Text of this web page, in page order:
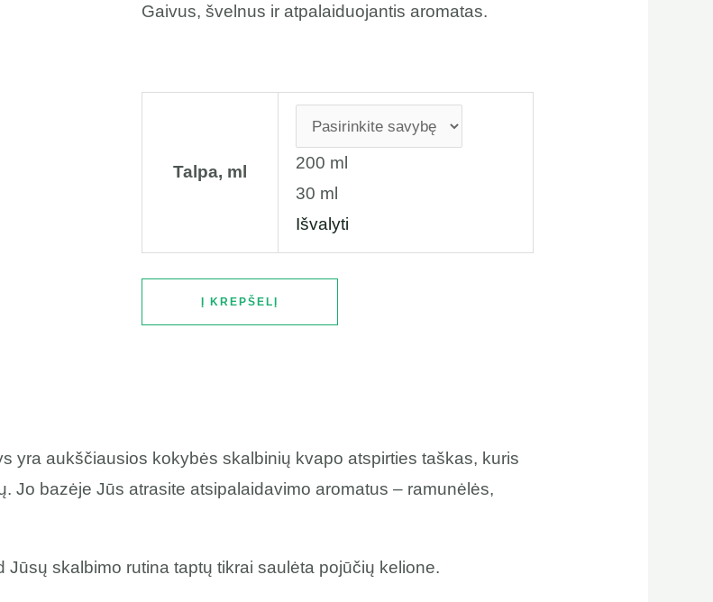
Gaivus, švelnus ir atpalaiduojantis aromatas.
Talpa, ml
200 ml
30 ml
Išvalyti
Į KREPŠELĮ
yra aukščiausios kokybės skalbinių kvapo atspirties taškas, kuris
Jo bazėje Jūs atrasite atsipalaidavimo aromatus – ramunėlės,
Jūsų skalbimo rutina taptų tikrai saulėta pojūčių kelione.